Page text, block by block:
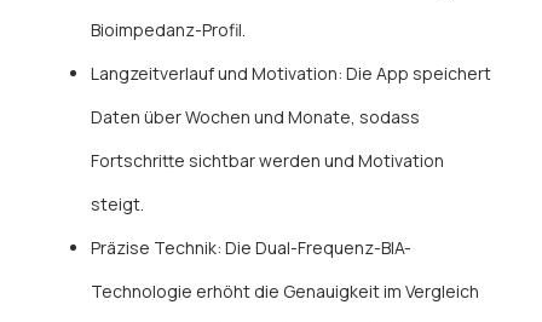
Bioimpedanz-Profil.
Langzeitverlauf und Motivation: Die App speichert
Daten über Wochen und Monate, sodass
Fortschritte sichtbar werden und Motivation
steigt.
Präzise Technik: Die Dual-Frequenz-BIA-
Technologie erhöht die Genauigkeit im Vergleich